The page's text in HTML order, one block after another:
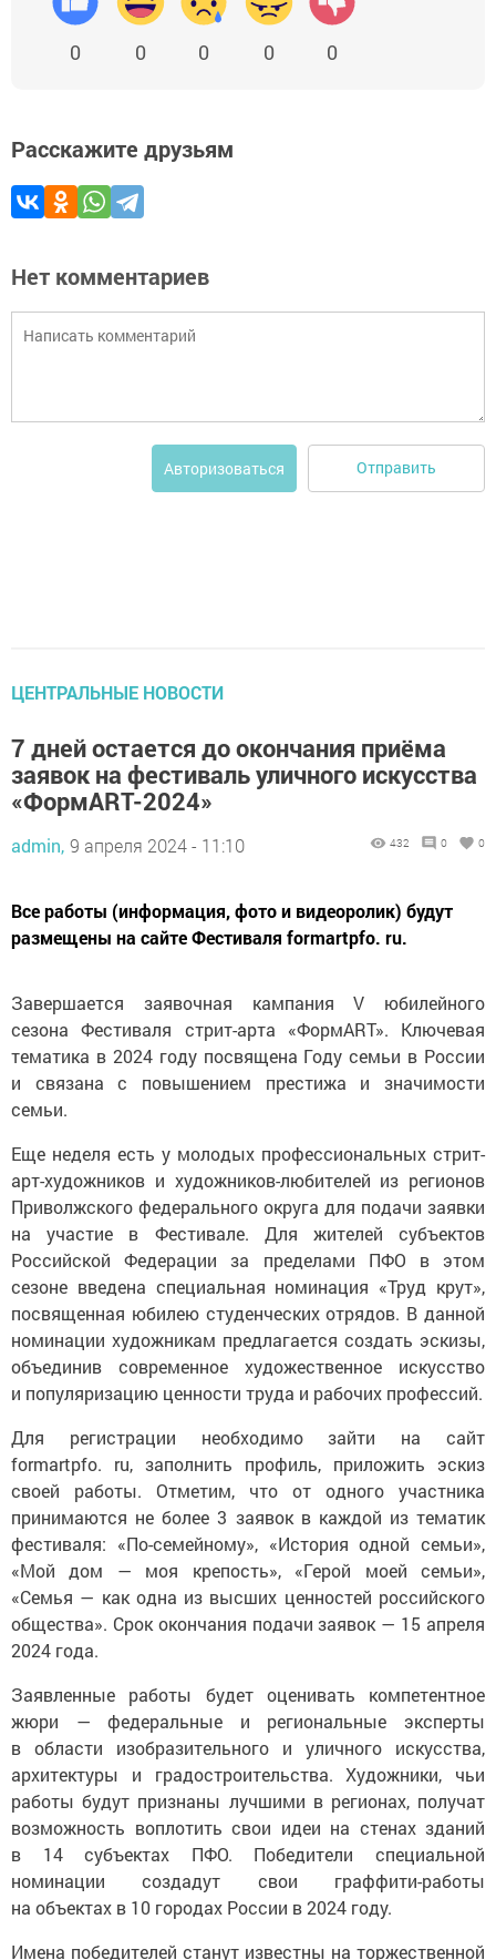
0 0 0 0 0
Расскажите друзьям
Нет комментариев
Авторизоваться Отправить
ЦЕНТРАЛЬНЫЕ НОВОСТИ
7 дней остается до окончания приёма
заявок на фестиваль уличного искусства
«ФормART-2024»
admin, 9 апреля 2024 - 11:10 432 0 0
Все работы (информация, фото и видеоролик) будут
размещены на сайте Фестиваля formartpfo. ru.
Завершается заявочная кампания V юбилейного
сезона Фестиваля стрит-арта «ФормART». Ключевая
тематика в 2024 году посвящена Году семьи в России
и связана с повышением престижа и значимости
семьи.
Еще неделя есть у молодых профессиональных стрит-
арт-художников и художников-любителей из регионов
Приволжского федерального округа для подачи заявки
на участие в Фестивале. Для жителей субъектов
Российской Федерации за пределами ПФО в этом
сезоне введена специальная номинация «Труд крут»,
посвященная юбилею студенческих отрядов. В данной
номинации художникам предлагается создать эскизы,
объединив современное художественное искусство
и популяризацию ценности труда и рабочих профессий.
Для регистрации необходимо зайти на сайт
formartpfo. ru, заполнить профиль, приложить эскиз
своей работы. Отметим, что от одного участника
принимаются не более 3 заявок в каждой из тематик
фестиваля: «По-семейному», «История одной семьи»,
«Мой дом — моя крепость», «Герой моей семьи»,
«Семья — как одна из высших ценностей российского
общества». Срок окончания подачи заявок — 15 апреля
2024 года.
Заявленные работы будет оценивать компетентное
жюри — федеральные и региональные эксперты
в области изобразительного и уличного искусства,
архитектуры и градостроительства. Художники, чьи
работы будут признаны лучшими в регионах, получат
возможность воплотить свои идеи на стенах зданий
в 14 субъектах ПФО. Победители специальной
номинации создадут свои граффити-работы
на объектах в 10 городах России в 2024 году.
Имена победителей станут известны на торжественной